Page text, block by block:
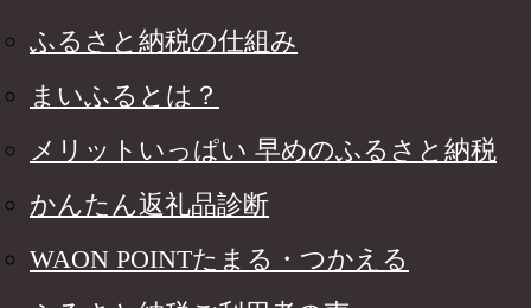
ふるさと納税の仕組み
まいふるとは？
メリットいっぱい 早めのふるさと納税
かんたん返礼品診断
WAON POINTたまる・つかえる